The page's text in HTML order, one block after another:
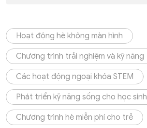
Hoạt động hè không màn hình
Chương trình trải nghiệm và kỹ năng
Các hoạt động ngoại khóa STEM
Phát triển kỹ năng sống cho học sinh
Chương trình hè miễn phí cho trẻ